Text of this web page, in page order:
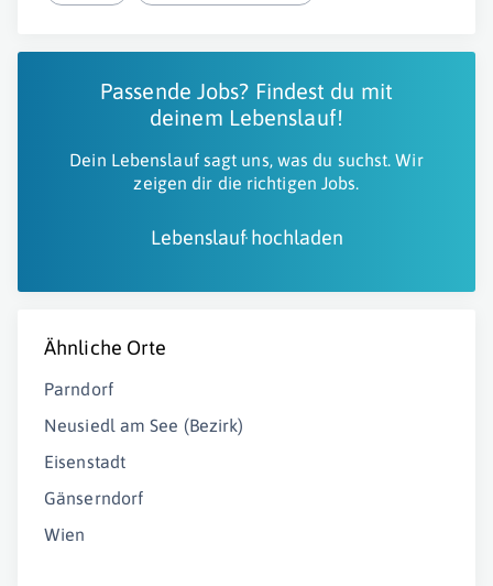
Passende Jobs? Findest du mit
deinem Lebenslauf!
Dein Lebenslauf sagt uns, was du suchst. Wir
zeigen dir die richtigen Jobs.
Lebenslauf hochladen
Ähnliche Orte
Parndorf
Neusiedl am See (Bezirk)
Eisenstadt
Gänserndorf
Wien